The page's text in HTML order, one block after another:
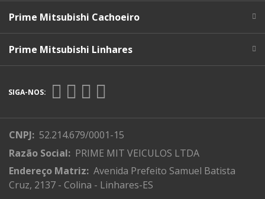
Prime Mitsubishi Cachoeiro
Prime Mitsubishi Linhares
SIGA-NOS:
CNPJ: 52.214.679/0001-15
Razão Social: PRIME MIT VEICULOS LTDA
Endereço Matriz: Avenida Prefeito Samuel Batista
Cruz, 2137 - Colina - Linhares-ES